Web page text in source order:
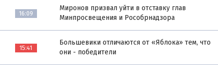
16:09
Миронов призвал уйти в отставку глав
Минпросвещения и Рособрнадзора
15:41
Большевики отличаются от «Яблока» тем, что
они - победители